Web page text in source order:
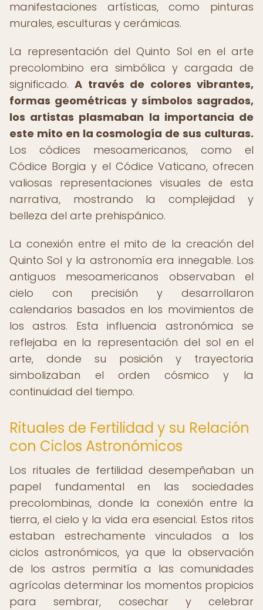
manifestaciones artísticas, como pinturas
murales, esculturas y cerámicas.
La representación del Quinto Sol en el arte
precolombino era simbólica y cargada de
significado.A través de colores vibrantes,
formas geométricas y símbolos sagrados,
los artistas plasmaban la importancia de
este mito en la cosmología de sus culturas.
Los códices mesoamericanos, como el
Códice Borgia y el Códice Vaticano, ofrecen
valiosas representaciones visuales de esta
narrativa, mostrando la complejidad y
belleza del arte prehispánico.
La conexión entre el mito de la creación del
Quinto Sol y la astronomía era innegable. Los
antiguos mesoamericanos observaban el
cielo con precisión y desarrollaron
calendarios basados en los movimientos de
los astros. Esta influencia astronómica se
reflejaba en la representación del sol en el
arte, donde su posición y trayectoria
simbolizaban el orden cósmico y la
continuidad del tiempo.
Rituales de Fertilidad y su Relación
con Ciclos Astronómicos
Los rituales de fertilidad desempeñaban un
papel fundamental en las sociedades
precolombinas, donde la conexión entre la
tierra, el cielo y la vida era esencial. Estos ritos
estaban estrechamente vinculados a los
ciclos astronómicos, ya que la observación
de los astros permitía a las comunidades
agrícolas determinar los momentos propicios
para sembrar, cosechar y celebrar